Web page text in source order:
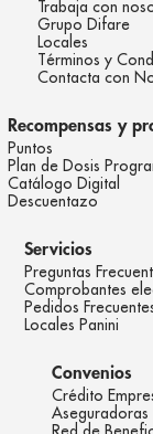
Trabaja con
Grupo Difare
Locales
Términos y
Contacta con
Recompensas y
Puntos
Plan de Dosis
Catálogo Digital
Descuentazo
Servicios
Preguntas
Comprobantes
Pedidos
Locales Panini
Convenios
Crédito
Aseguradoras